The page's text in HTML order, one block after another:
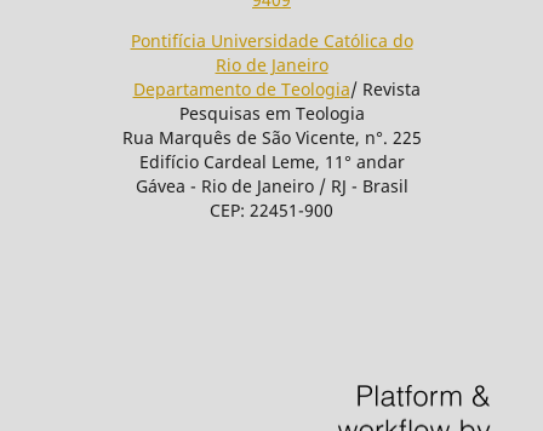
Pontifícia Universidade Católica do
Rio de Janeiro
Departamento de Teologia/ Revista
Pesquisas em Teologia
Rua Marquês de São Vicente, n°. 225
Edifício Cardeal Leme, 11° andar
Gávea - Rio de Janeiro / RJ - Brasil
CEP: 22451-900